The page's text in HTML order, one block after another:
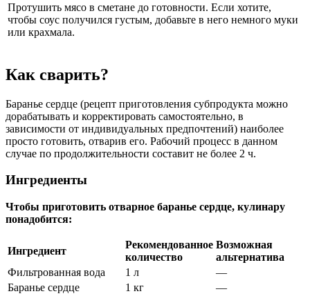
Протушить мясо в сметане до готовности. Если хотите,
чтобы соус получился густым, добавьте в него немного муки
или крахмала.
Как сварить?
Баранье сердце (рецепт приготовления субпродукта можно
дорабатывать и корректировать самостоятельно, в
зависимости от индивидуальных предпочтений) наиболее
просто готовить, отварив его. Рабочий процесс в данном
случае по продолжительности составит не более 2 ч.
Ингредиенты
Чтобы приготовить отварное баранье сердце, кулинару
понадобится:
Ингредиент
Рекомендованное
количество
Возможная
альтернатива
Фильтрованная вода
1 л
—
Баранье сердце
1 кг —